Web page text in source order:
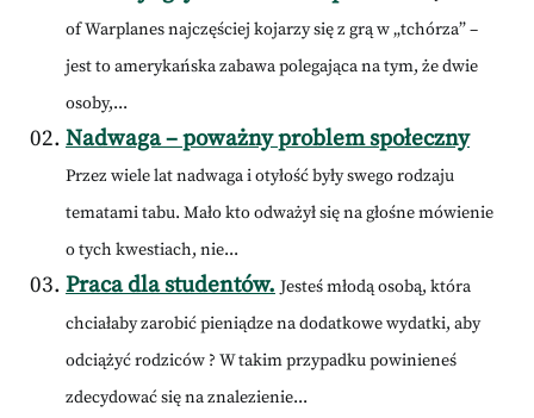
of Warplanes najczęściej kojarzy się z grą w „tchórza” –
jest to amerykańska zabawa polegająca na tym, że dwie
osoby,...
Nadwaga – poważny problem społeczny
Przez wiele lat nadwaga i otyłość były swego rodzaju
tematami tabu. Mało kto odważył się na głośne mówienie
o tych kwestiach, nie...
Praca dla studentów. Jesteś młodą osobą, która
chciałaby zarobić pieniądze na dodatkowe wydatki, aby
odciążyć rodziców ? W takim przypadku powinieneś
zdecydować się na znalezienie...